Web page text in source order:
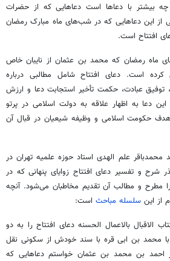
بیشتر با دعاها است دعاهایی که از حضرات
این دعاهایی که در شب‌های ماه مبارک رمضان
افتتاح است.
ماه رمضان که محمد بن عثمان از نایبانخاص
است. دعای افتتاح شامل مطالبی درباره
، توفیق عبادت، حکمت تأخیر استجابت دعا و ارزش
دعا به اظهار علاقه به دولت اسلامی در پرتو
حکومت اسلامی و وظیفه شیعیان در قبال آن
محمدباقر علم الهدی استاد حوزه علمیه تهران در
شرح و تفسیر دعای افتتاح زوایای پنهانی که در
مطرح و مطالب آن تقدیم مخاطبان می‌شود. آنچه
از این سلسله مباحث است:
الاقبال بالاعمال الحسنهدعای افتتاح را به دو
با محمد بن ابیقره با سند خودش ازسکونی نقل
احمد بن محمد بن عثمان خواستم دعاهایی که